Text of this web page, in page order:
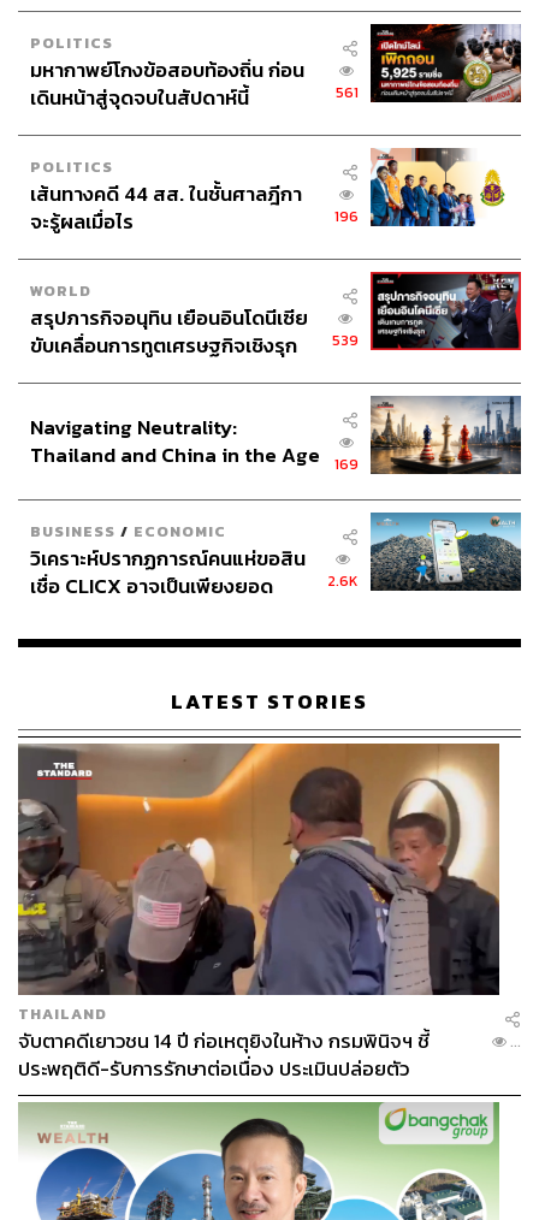
POLITICS
มหากาพย์โกงข้อสอบท้องถิ่น ก่อน
เดินหน้าสู่จุดจบในสัปดาห์นี้
561
POLITICS
เส้นทางคดี 44 สส. ในชั้นศาลฎีกา
จะรู้ผลเมื่อไร
196
WORLD
สรุปภารกิจอนุทิน เยือนอินโดนีเซีย
ขับเคลื่อนการทูตเศรษฐกิจเชิงรุก
539
Navigating Neutrality:
Thailand and China in the Age
169
BUSINESS / ECONOMIC
วิเคราะห์ปรากฏการณ์คนแห่ขอสิน
เชื่อ CLICX อาจเป็นเพียงยอด
เรือนไทยที่ถูกซุกไว้
2.6K
LATEST STORIES
THAILAND
จับตาคดีเยาวชน 14 ปี ก่อเหตุยิงในห้าง กรมพินิจฯ ชี้
ประพฤติดี-รับการรักษาต่อเนื่อง ประเมินปล่อยตัว
...